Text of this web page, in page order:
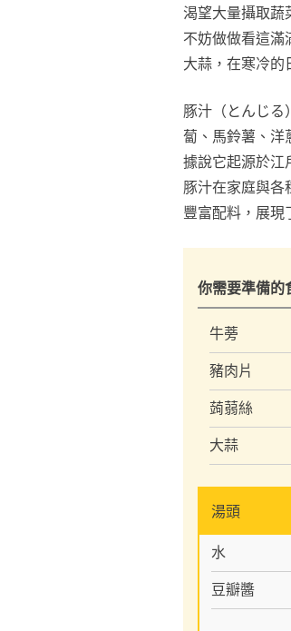
渴望大量攝取蔬
不妨做做看這滿
大蒜，在寒冷的
豚汁（とんじる
蔔、馬鈴薯、洋
據說它起源於江
豚汁在家庭與各
豐富配料，展現
你需要準備的
牛蒡
豬肉片
蒟蒻絲
大蒜
湯頭
水
豆瓣醬